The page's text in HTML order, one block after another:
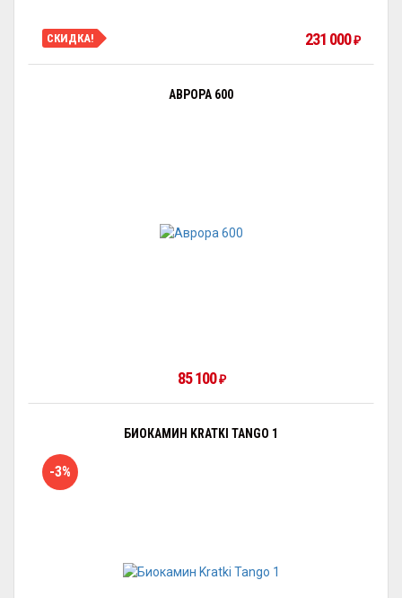
СКИДКА! 231 000 ₽
АВРОРА 600
85 100 ₽
БИОКАМИН KRATKI TANGO 1
-3%